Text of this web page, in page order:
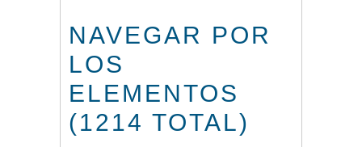
NAVEGAR POR
LOS
ELEMENTOS
(1214 TOTAL)